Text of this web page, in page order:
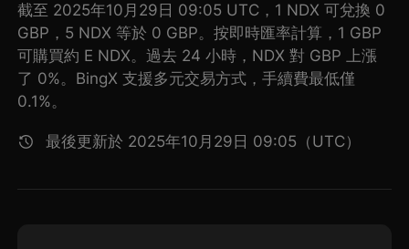
截至 2025年10月29日 09:05 UTC，1 NDX 可兌換 0
GBP，5 NDX 等於 0 GBP。按即時匯率計算，1 GBP
可購買約 E NDX。過去 24 小時，NDX 對 GBP 上漲
了 0%。BingX 支援多元交易方式，手續費最低僅
0.1%。
最後更新於 2025年10月29日 09:05（UTC）